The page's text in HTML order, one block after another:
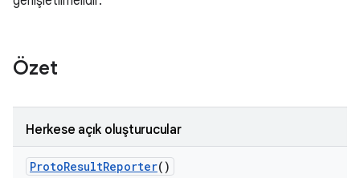
Özet
Herkese açık oluşturucular
ProtoResultReporter()